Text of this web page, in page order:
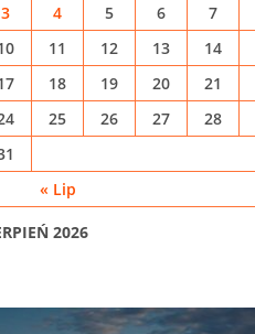
2026
« Lip
3
4 5 6 7
11 12 13 14
18 19 20 21
25 26 27 28